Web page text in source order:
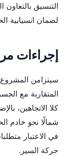
التنسيق
لضمان انسيابية
إجراءات
سيتزامن
المتقاربة مع
كلا الاتجاهين،
شمالًا نحو خادم
في الاعتبار
حركة السير.